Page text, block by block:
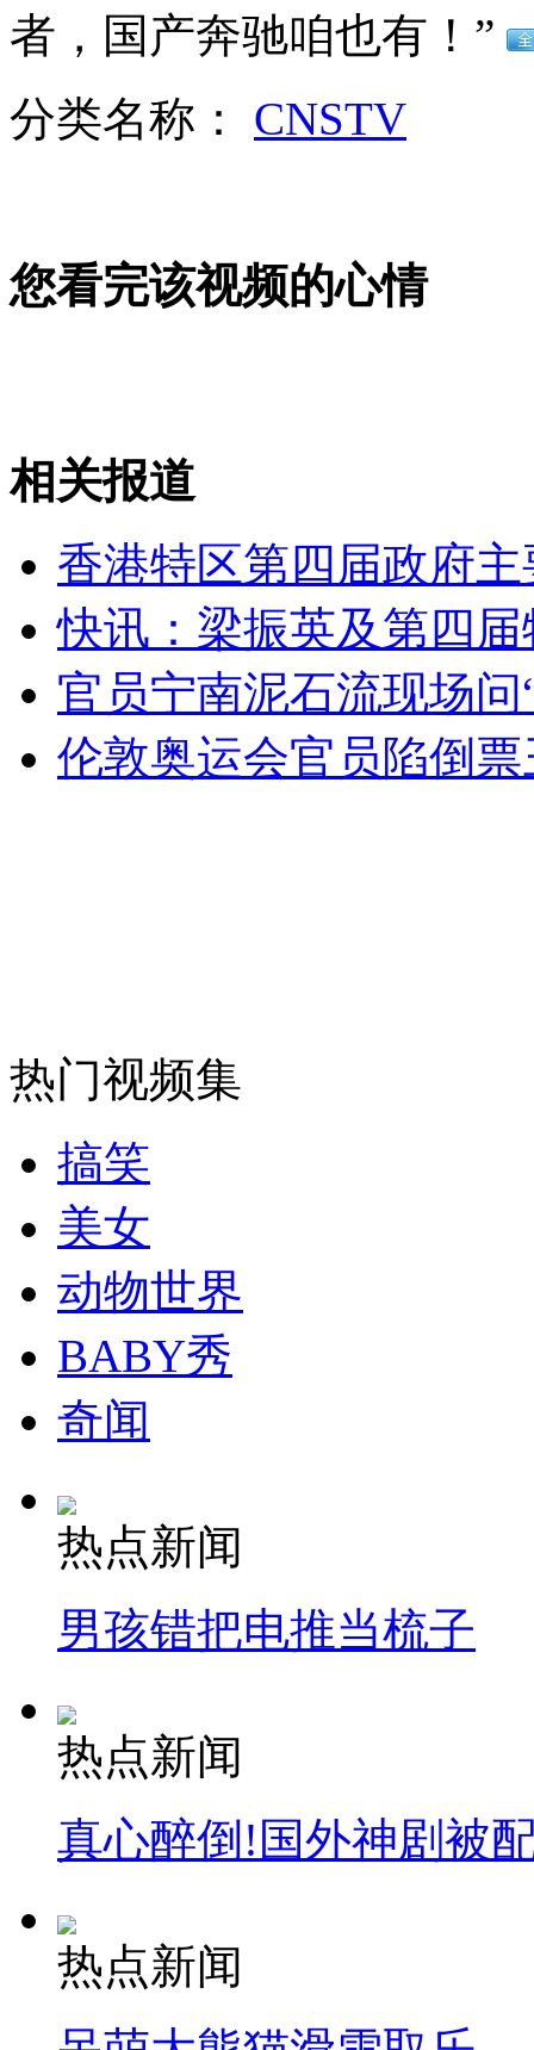
山西运城恶犬咬伤多人 警民合力深夜将其击毙
女孩北京地铁殴打老人 痛下狠手拳打脚踢
外交部：反对强权政治霸凌主义
安徽一实载49人客车翻车
走！跟着总书记去植树
消防员救轻生者 花炮节热闹非凡 减压"枕头大战"
者，国产奔驰咱也有！”
分类名称： CNSTV
您看完该视频的心情
相关报道
香港特区第四届政府
快讯：梁振英及第四
官员宁南泥石流现场
伦敦奥运会官员陷倒
热门视频集
搞笑
美女
动物世界
BABY秀
奇闻
热点新闻
男孩错把电推当梳子
热点新闻
真心醉倒!国外神剧被
热点新闻